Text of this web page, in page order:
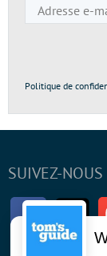
Politique de
SUIVEZ-NOUS
Facebook